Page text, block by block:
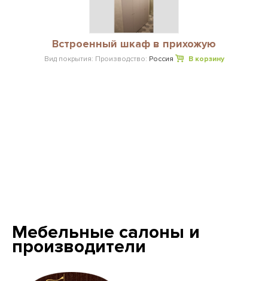
Встроенный шкаф в прихожую
Вид покрытия: Производство: Россия В корзину
Мебельные салоны и
производители